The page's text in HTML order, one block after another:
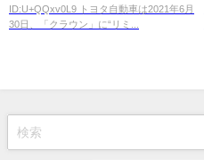
登場wwwwwwwwwwww
ID:U+QQxv0L9 トヨタ自動車は2021年6月
30日、「クラウン」に“リミ...